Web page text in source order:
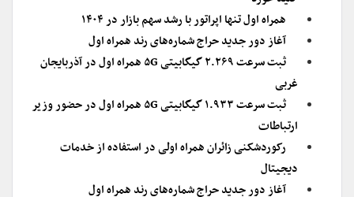
همراه اول تنها اپراتور با رشد سهم بازار در ۱۴۰۴
آغاز دور جدید حراج شماره‌های رند همراه اول
ثبت سرعت ۲.۲۶۹ گیگابیتی ۵G همراه اول در آذربایجان
غربی
ثبت سرعت ۱.۹۳۳ گیگابیتی ۵G همراه اول در حضور وزیر
ارتباطات
رکوردشکنی زائران همراه اولی در استفاده از خدمات
دیجیتال
آغاز دور جدید حراج شماره‌های رند همراه اول